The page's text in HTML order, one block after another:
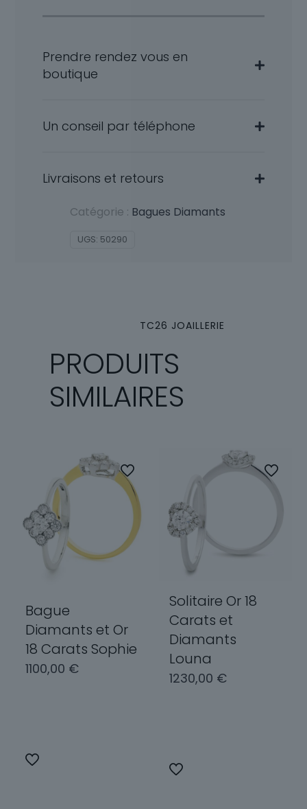
Prendre rendez vous en
boutique
Un conseil par téléphone
Livraisons et retours
Catégorie : Bagues Diamants
UGS: 50290
TC26 JOAILLERIE
PRODUITS
SIMILAIRES
Bague
Diamants et Or
18 Carats Sophie
1100,00 €
Ce
Solitaire Or 18
Carats et
Diamants
Louna
1230,00 €
Ce